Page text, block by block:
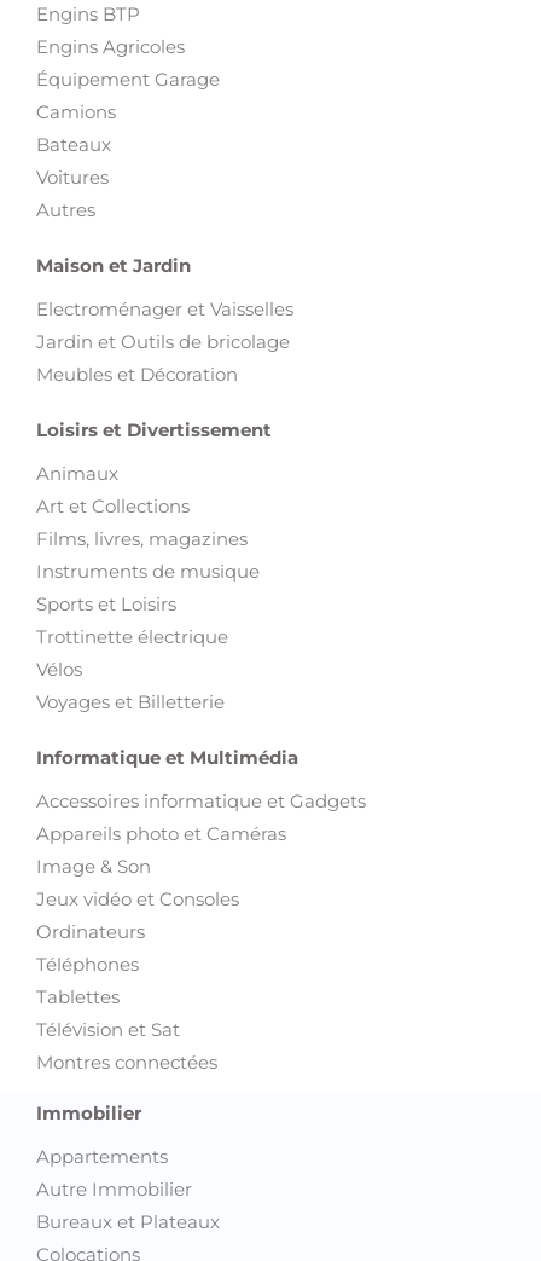
Engins BTP
Engins Agricoles
Équipement Garage
Camions
Bateaux
Voitures
Autres
Maison et Jardin
Electroménager et Vaisselles
Jardin et Outils de bricolage
Meubles et Décoration
Loisirs et Divertissement
Animaux
Art et Collections
Films, livres, magazines
Instruments de musique
Sports et Loisirs
Trottinette électrique
Vélos
Voyages et Billetterie
Informatique et Multimédia
Accessoires informatique et Gadgets
Appareils photo et Caméras
Image & Son
Jeux vidéo et Consoles
Ordinateurs
Téléphones
Tablettes
Télévision et Sat
Montres connectées
Immobilier
Appartements
Autre Immobilier
Bureaux et Plateaux
Colocations